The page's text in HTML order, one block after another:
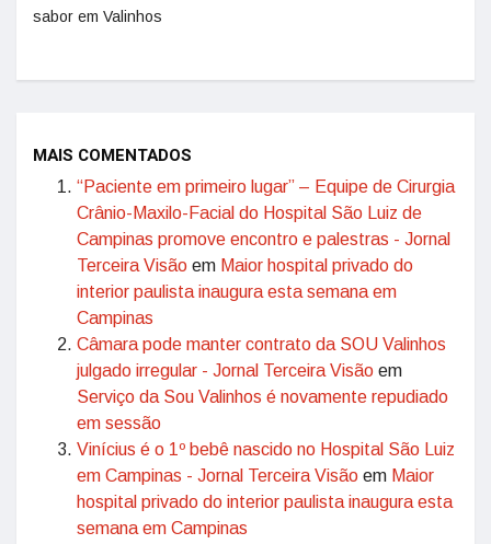
sabor em Valinhos
MAIS COMENTADOS
“Paciente em primeiro lugar” – Equipe de Cirurgia
Crânio-Maxilo-Facial do Hospital São Luiz de
Campinas promove encontro e palestras - Jornal
Terceira Visão em Maior hospital privado do
interior paulista inaugura esta semana em
Campinas
Câmara pode manter contrato da SOU Valinhos
julgado irregular - Jornal Terceira Visão em
Serviço da Sou Valinhos é novamente repudiado
em sessão
Vinícius é o 1º bebê nascido no Hospital São Luiz
em Campinas - Jornal Terceira Visão em Maior
hospital privado do interior paulista inaugura esta
semana em Campinas